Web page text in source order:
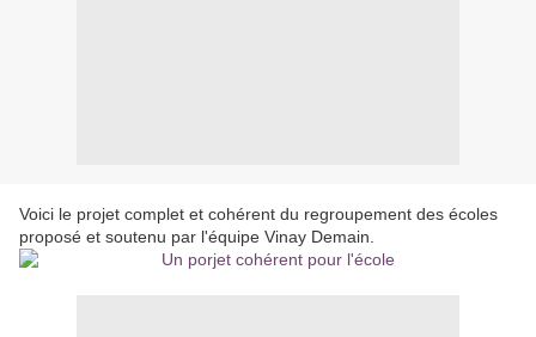
Voici le projet complet et cohérent du regroupement des écoles
proposé et soutenu par l'équipe Vinay Demain.